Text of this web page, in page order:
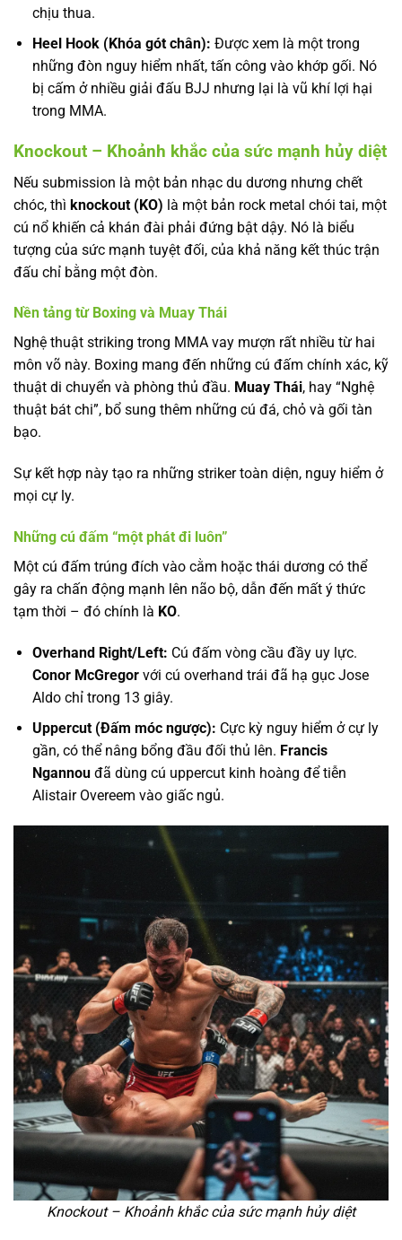
chịu thua.
Heel Hook (Khóa gót chân): Được xem là một trong
những đòn nguy hiểm nhất, tấn công vào khớp gối. Nó
bị cấm ở nhiều giải đấu BJJ nhưng lại là vũ khí lợi hại
trong MMA.
Knockout – Khoảnh khắc của sức mạnh hủy diệt
Nếu submission là một bản nhạc du dương nhưng chết
chóc, thì knockout (KO) là một bản rock metal chói tai, một
cú nổ khiến cả khán đài phải đứng bật dậy. Nó là biểu
tượng của sức mạnh tuyệt đối, của khả năng kết thúc trận
đấu chỉ bằng một đòn.
Nền tảng từ Boxing và Muay Thái
Nghệ thuật striking trong MMA vay mượn rất nhiều từ hai
môn võ này. Boxing mang đến những cú đấm chính xác, kỹ
thuật di chuyển và phòng thủ đầu. Muay Thái, hay “Nghệ
thuật bát chi”, bổ sung thêm những cú đá, chỏ và gối tàn
bạo.
Sự kết hợp này tạo ra những striker toàn diện, nguy hiểm ở
mọi cự ly.
Những cú đấm “một phát đi luôn”
Một cú đấm trúng đích vào cằm hoặc thái dương có thể
gây ra chấn động mạnh lên não bộ, dẫn đến mất ý thức
tạm thời – đó chính là KO.
Overhand Right/Left: Cú đấm vòng cầu đầy uy lực.
Conor McGregorvới cú overhand trái đã hạ gục Jose
Aldo chỉ trong 13 giây.
Uppercut (Đấm móc ngược): Cực kỳ nguy hiểm ở cự ly
gần, có thể nâng bổng đầu đối thủ lên. Francis
Ngannouđã dùng cú uppercut kinh hoàng để tiễn
Alistair Overeem vào giấc ngủ.
Knockout – Khoảnh khắc của sức mạnh hủy diệt